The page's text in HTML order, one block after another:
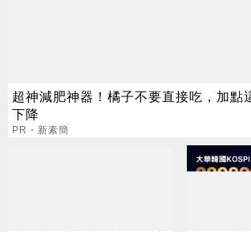
超神減肥神器！橘子不要直接吃，加點
下降
PR・新素簡